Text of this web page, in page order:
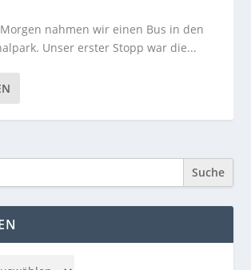
nahmen wir einen Bus in den
Unser erster Stopp war die...